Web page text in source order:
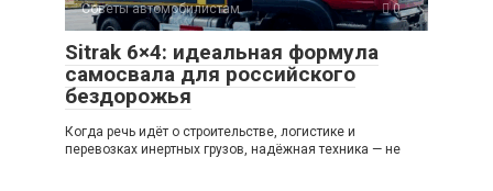
Советы автомобилистам 0
Sitrak 6×4: идеальная формула
самосвала для российского
бездорожья
Когда речь идёт о строительстве, логистике и
перевозках инертных грузов, надёжная техника — не